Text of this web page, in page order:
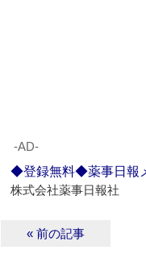
‐AD‐
◆登録無料◆薬事日報
株式会社薬事日報社
« 前の記事